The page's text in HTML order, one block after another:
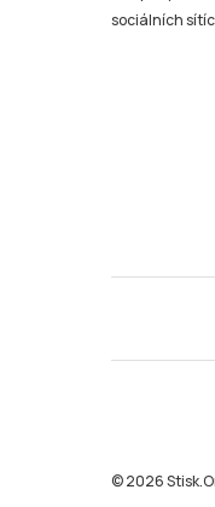
sociálních
© 2026